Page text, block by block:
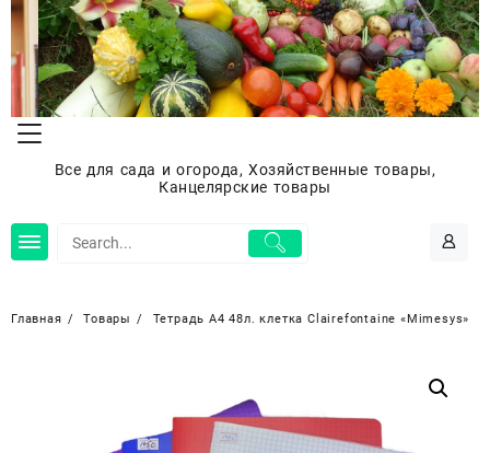
Перейти
содержимому
Все для сада и огорода, Хозяйственные товары,
Канцелярские товары
Главная Товары Тетрадь А4 48л. клетка Clairefontaine «Mimesys»